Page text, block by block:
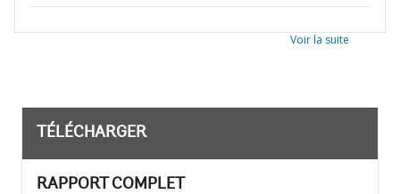
Voir la suite
TÉLÉCHARGER
RAPPORT COMPLET